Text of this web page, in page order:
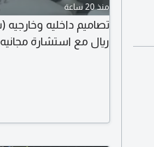
منذ 20 ساعة
ريال مع استشارة مجانيه